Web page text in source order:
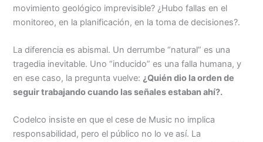
movimiento geológico imprevisible? ¿Hubo fallas en el
monitoreo, en la planificación, en la toma de decisiones?.
La diferencia es abismal. Un derrumbe “natural” es una
tragedia inevitable. Uno “inducido” es una falla humana, y
en ese caso, la pregunta vuelve: ¿Quién dio la orden de
seguir trabajando cuando las señales estaban ahí?.
Codelco insiste en que el cese de Music no implica
responsabilidad, pero el público no lo ve así. La